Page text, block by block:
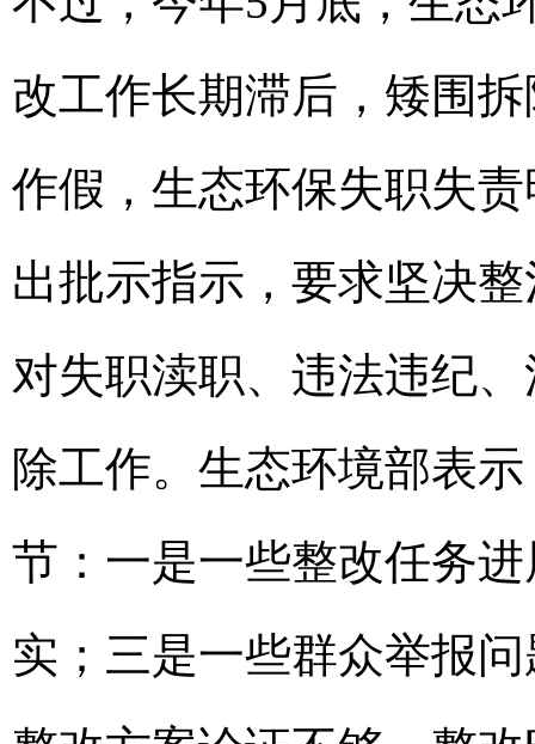
改工作长期滞后，矮围
作假，生态环保失职失
出批示指示，要求坚决
对失职渎职、违法违纪
除工作。生态环境部表
节：一是一些整改任务
实；三是一些群众举报